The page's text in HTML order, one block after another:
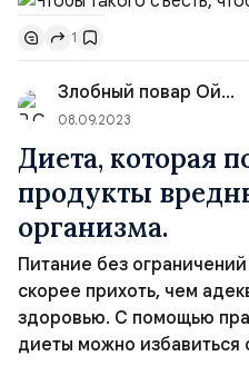
Потому что отказывать
неправильно. Ведь худеть
качества жизни, не правда
качество жизни, если все
в...
1
Злобный повар Ойкипит.
08.09.2023
Диета, которая
продукты
организма.
Питание без
скорее прихоть, чем
здоровью. С помощью
диеты можно избавиться